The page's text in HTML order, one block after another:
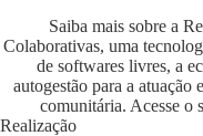
Saiba mais sobre a
Colaborativas, uma
de softwares livres, a
autogestão para a
comunitária. Acesse o
Realização